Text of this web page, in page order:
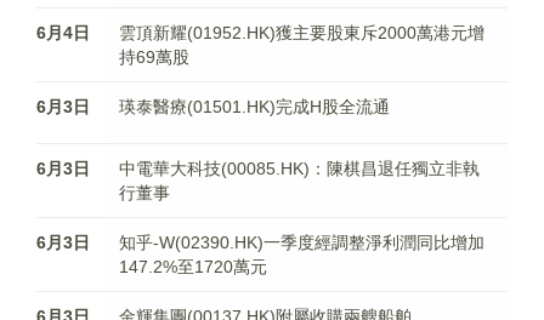
6月4日
雲頂新耀(01952.HK)獲主要股東斥2000萬港元增
持69萬股
6月3日 瑛泰醫療(01501.HK)完成H股全流通
6月3日
中電華大科技(00085.HK)：陳棋昌退任獨立非執
行董事
6月3日
知乎-W(02390.HK)一季度經調整淨利潤同比增加
147.2%至1720萬元